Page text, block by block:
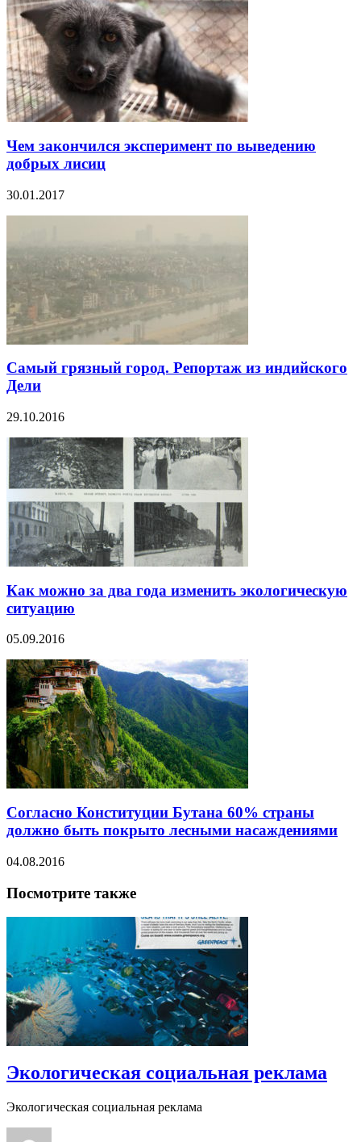
Чем закончился эксперимент по выведению
добрых лисиц
30.01.2017
Самый грязный город. Репортаж из индийского
Дели
29.10.2016
Как можно за два года изменить экологическую
ситуацию
05.09.2016
Согласно Конституции Бутана 60% страны
должно быть покрыто лесными насаждениями
04.08.2016
Посмотрите также
Экологическая социальная реклама
Экологическая социальная реклама